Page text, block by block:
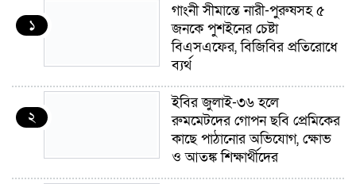
১
গাংনী সীমান্তে নারী-পুরুষসহ ৫
জনকে পুশইনের চেষ্টা
বিএসএফের, বিজিবির প্রতিরোধে
ব্যর্থ
২
ইবির জুলাই-৩৬ হলে
রুমমেটদের গোপন ছবি প্রেমিকের
কাছে পাঠানোর অভিযোগ, ক্ষোভ
ও আতঙ্ক শিক্ষার্থীদের